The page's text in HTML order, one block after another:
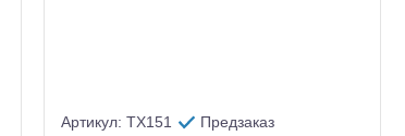
Артикул: TX151 Предзаказ